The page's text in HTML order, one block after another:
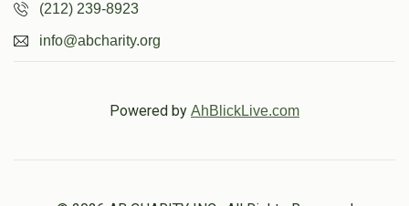
(212) 239-8923
info@abcharity.org
Powered by AhBlickLive.com